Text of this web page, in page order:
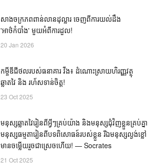
សាងចក្រភពពាន់លានដុល្លារ ចេញពីការយល់ដឹង
'អាថ៌កំបាំង' មួយអំពីការដួល!
20 Jan 2026
កម្ចីឌីជីថលរបស់ធនាគារ វីង៖ ដំណោះស្រាយហិរញ្ញវត្ថុ
ឆ្លាតវៃ និង រហ័សទាន់ចិត្ត!
23 Oct 2025
មនុស្សឆ្លាតវៃរៀនពីអ្វីៗគ្រប់យ៉ាង និងមនុស្សជុំវិញខ្លួនគ្រប់គ្នា
មនុស្សធម្មតារៀនពីបទពិសោធន៍របស់ខ្លួន រីឯមនុស្សល្ងង់ខ្លៅ
មានចម្លើយរួចជាស្រេចហើយ! — Socrates
21 Oct 2025